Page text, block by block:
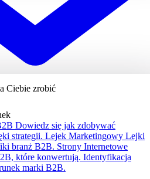
Ciebie zrobić
Dowiedz się jak zdobywać
strategii. Lejek Marketingowy Lejki
branż B2B. Strony Internetowe
które konwertują. Identyfikacja
marki B2B.